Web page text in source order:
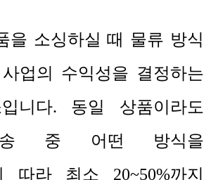
을 소싱하실 때 물류 방식
업의 수익성을 결정하는
니다. 동일 상품이라도
송 중 어떤 방식을
따라 최소 20~50%까지